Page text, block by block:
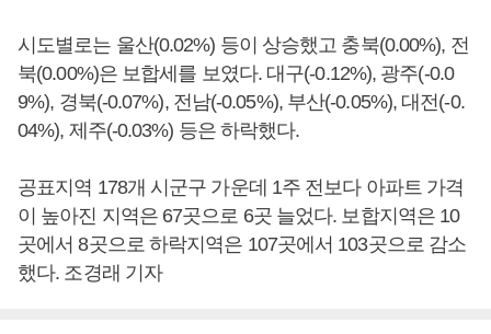
시도별로는 울산(0.02%) 등이 상승했고 충북(0.00%), 전
북(0.00%)은 보합세를 보였다. 대구(-0.12%), 광주(-0.0
9%), 경북(-0.07%), 전남(-0.05%), 부산(-0.05%), 대전(-0.
04%), 제주(-0.03%) 등은 하락했다.
공표지역 178개 시군구 가운데 1주 전보다 아파트 가격
이 높아진 지역은 67곳으로 6곳 늘었다. 보합지역은 10
곳에서 8곳으로 하락지역은 107곳에서 103곳으로 감소
했다. 조경래 기자